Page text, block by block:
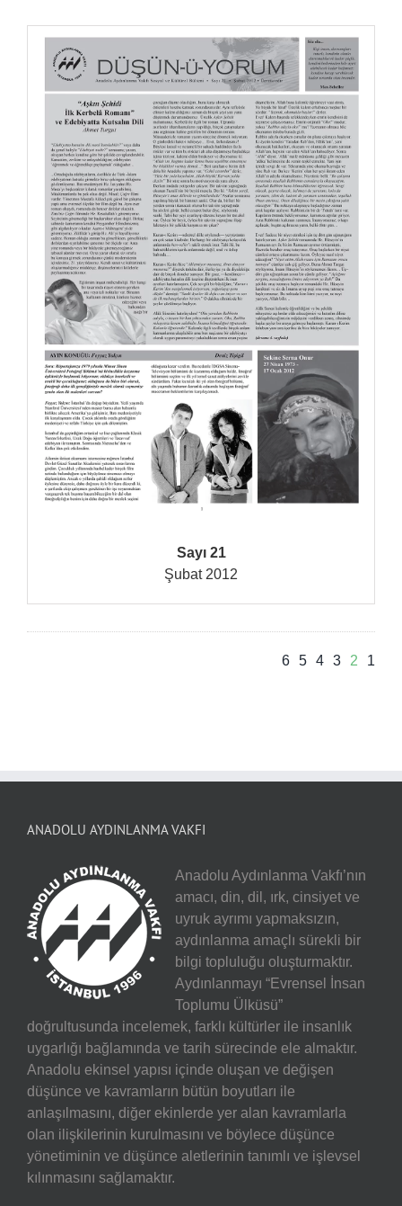
Sayı 21
Şubat 2012
6 5 4 3 2 1
ANADOLU AYDINLANMA VAKFI
Anadolu Aydınlanma Vakfı’nın
amacı, din, dil, ırk, cinsiyet ve
uyruk ayrımı yapmaksızın,
aydınlanma amaçlı sürekli bir
bilgi topluluğu oluşturmaktır.
Aydınlanmayı “Evrensel İnsan
Toplumu Ülküsü”
doğrultusunda incelemek, farklı kültürler ile insanlık
uygarlığı bağlamında ve tarih sürecinde ele almaktır.
Anadolu ekinsel yapısı içinde oluşan ve değişen
düşünce ve kavramların bütün boyutları ile
anlaşılmasını, diğer ekinlerde yer alan kavramlarla
olan ilişkilerinin kurulmasını ve böylece düşünce
yönetiminin ve düşünce aletlerinin tanımlı ve işlevsel
kılınmasını sağlamaktır.